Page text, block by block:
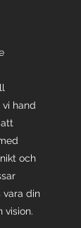
hand
och
vara din
vision.